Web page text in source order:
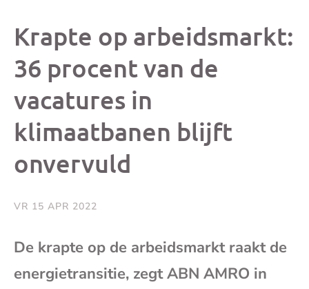
bericht
Facebook
X
Krapte op arbeidsmarkt:
36 procent van de
vacatures in
klimaatbanen blijft
onvervuld
VR 15 APR 2022
De krapte op de arbeidsmarkt raakt de
energietransitie, zegt ABN AMRO in